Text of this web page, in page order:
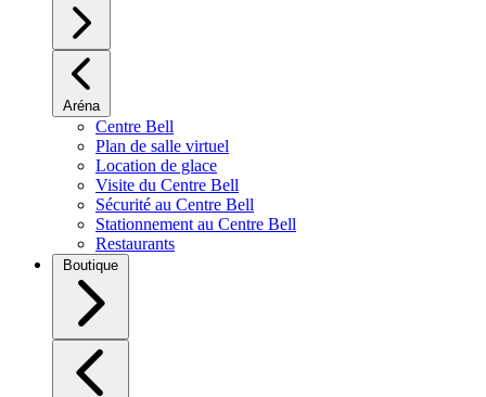
Aréna
Centre Bell
Plan de salle virtuel
Location de glace
Visite du Centre Bell
Sécurité au Centre Bell
Stationnement au Centre Bell
Restaurants
Boutique